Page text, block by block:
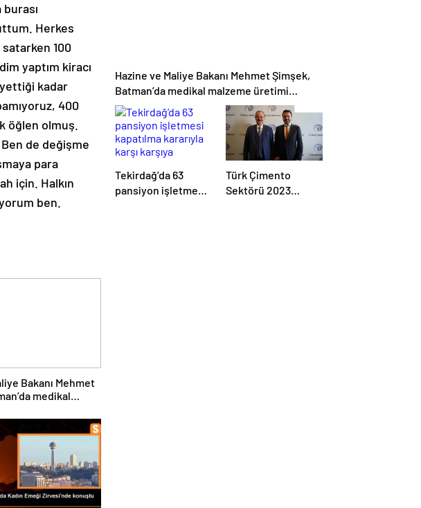
Herkes
100
yaptım kiracı
kadar
400
öğlen olmuş.
de değişme
para
için. Halkın
ben.
Bakanı Mehmet
medikal
gerçekleştirdi
Hazine ve Maliye Bakanı Mehmet Şimşek,
Batman’da medikal malzeme üretimi
yapacak bir fabrikanın açılışını
gerçekleştirdi
Tekirdağ’da 63
pansiyon işletmesi
Türk Çimento
Sektörü 2023